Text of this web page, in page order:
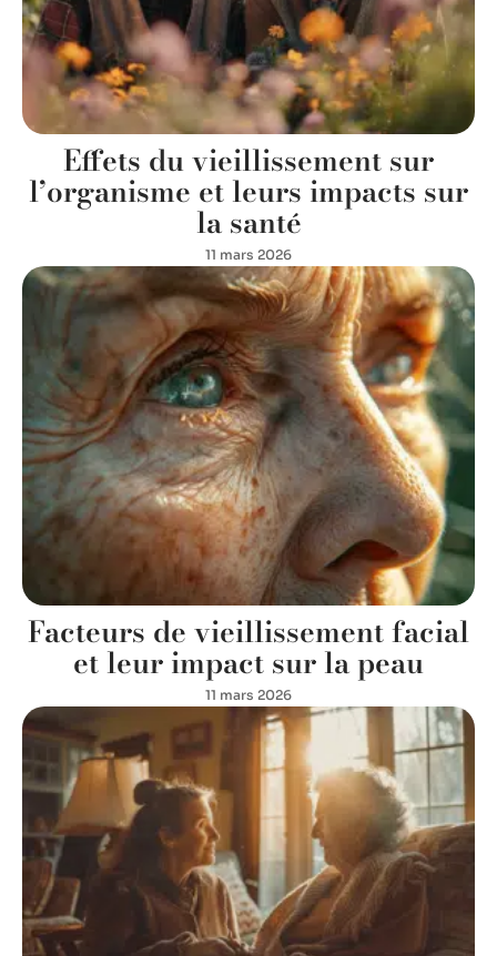
Effets du vieillissement sur
l’organisme et leurs impacts sur
la santé
11 mars 2026
Facteurs de vieillissement facial
et leur impact sur la peau
11 mars 2026